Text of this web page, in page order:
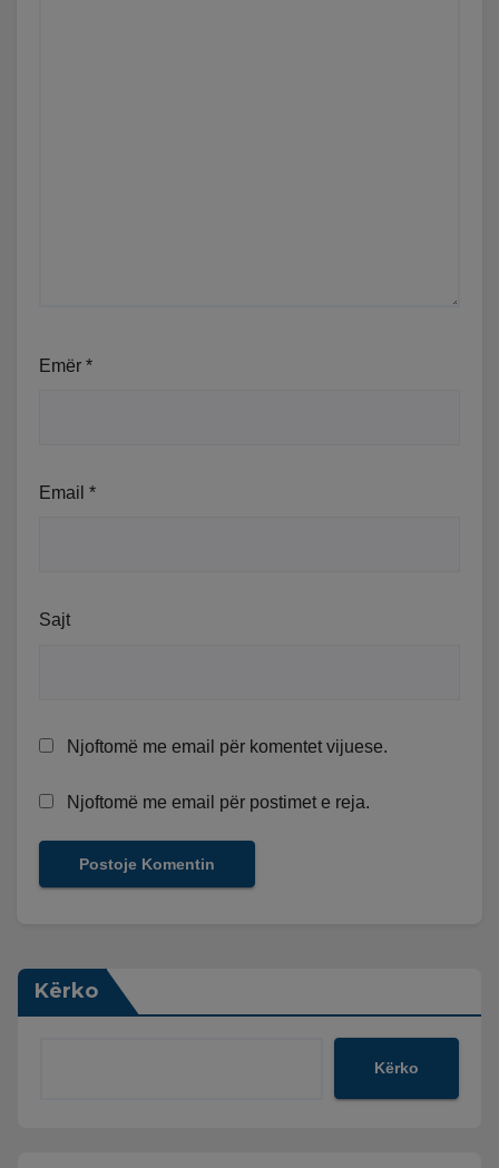
Emër *
Email *
Sajt
Njoftomë me email për komentet vijuese.
Njoftomë me email për postimet e reja.
Kërko
Kërko